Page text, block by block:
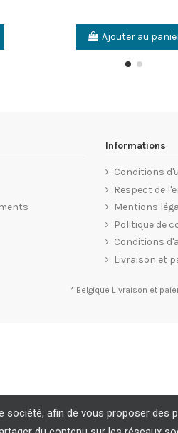
Ajouter au
Informations
Conditions
Respect de
Mentions
Politique de
Conditions
Livraison et
* Belgique Livraison et
afin de vous proposer